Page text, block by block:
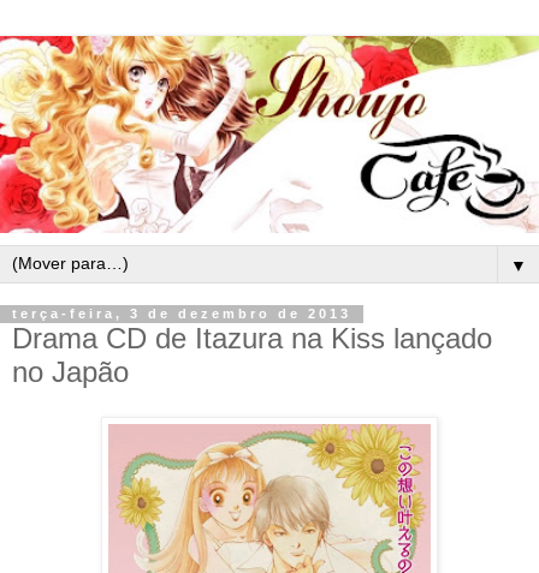
▼
terça-feira, 3 de dezembro de 2013
Drama CD de Itazura na Kiss lançado
no Japão